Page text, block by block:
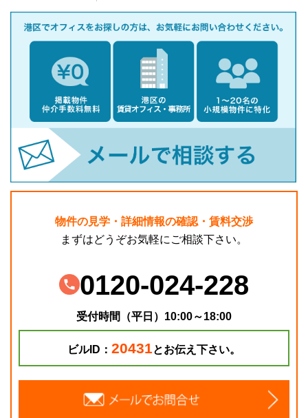
物件の見学・詳細情報の確認・賃料交渉
まずはどうぞお気軽にご相談下さい。
0120-024-228
受付時間（平日）10:00～18:00
ビルID： 20431とお伝え下さい。